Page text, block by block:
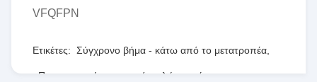
VFQFPN
Ετικέτες: Σύγχρονο βήμα - κάτω από το μετατροπέα
Προγραμματίσημη σειρά πυλών τομέων,